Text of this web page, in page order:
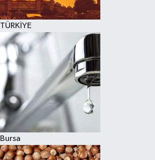
TÜRKİYE
Bursa